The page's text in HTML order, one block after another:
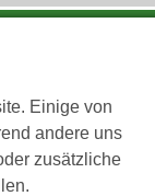
Einige von
andere uns
zusätzliche